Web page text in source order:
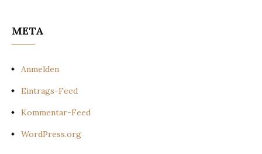
META
Anmelden
Eintrags-Feed
Kommentar-Feed
WordPress.org